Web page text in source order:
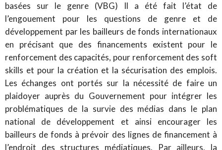
basées sur le genre (VBG) Il a été fait l’état de
l’engouement pour les questions de genre et de
développement par les bailleurs de fonds internationaux
en précisant que des financements existent pour le
renforcement des capacités, pour renforcement des soft
skills et pour la création et la sécurisation des emplois.
Les échanges ont portés sur la nécessité de faire un
plaidoyer auprès du Gouvernement pour intégrer les
problématiques de la survie des médias dans le plan
national de développement et ainsi encourager les
bailleurs de fonds à prévoir des lignes de financement à
l’endroit des structures médiatiques. Par ailleurs, la